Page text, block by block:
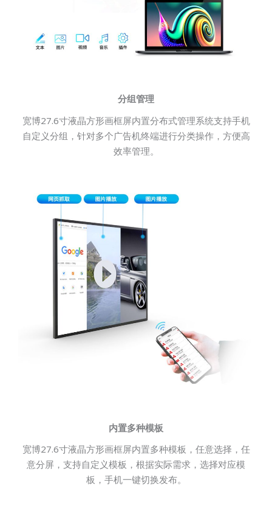
分组管理
宽博27.6寸液晶方形画框屏内置分布式管理系统支持手机
自定义分组，针对多个广告机终端进行分类操作，方便高
效率管理。
内置多种模板
宽博27.6寸液晶方形画框屏内置多种模板，任意选择，任
意分屏，支持自定义模板，根据实际需求，选择对应模
板，手机一键切换发布。